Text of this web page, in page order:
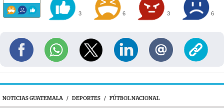
3 6 3 6
NOTICIAS GUATEMALA / DEPORTES / FÚTBOL NACIONAL